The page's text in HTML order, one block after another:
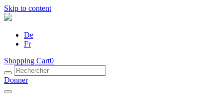
Skip to content
De
Fr
Shopping Cart0
Donner